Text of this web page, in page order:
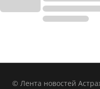
© Лента новостей